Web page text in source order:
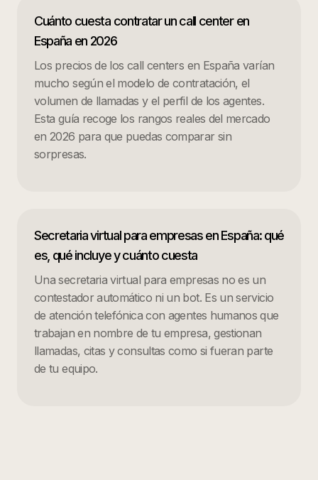
Cuánto cuesta contratar un call center en
España en 2026
Los precios de los call centers en España varían
mucho según el modelo de contratación, el
volumen de llamadas y el perfil de los agentes.
Esta guía recoge los rangos reales del mercado
en 2026 para que puedas comparar sin
sorpresas.
Secretaria virtual para empresas en España: qué
es, qué incluye y cuánto cuesta
Una secretaria virtual para empresas no es un
contestador automático ni un bot. Es un servicio
de atención telefónica con agentes humanos que
trabajan en nombre de tu empresa, gestionan
llamadas, citas y consultas como si fueran parte
de tu equipo.